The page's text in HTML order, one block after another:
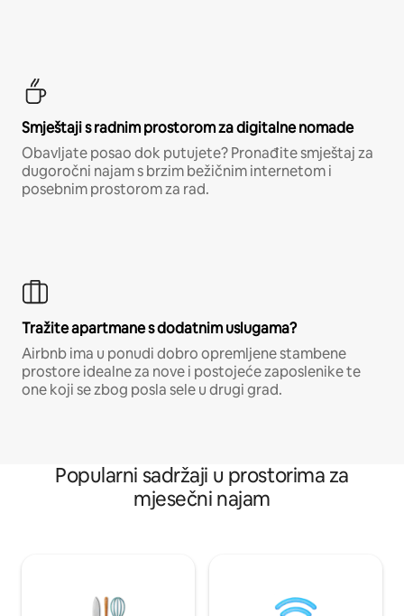
Smještaji s radnim prostorom za digitalne nomade
Obavljate posao dok putujete? Pronađite smještaj za
dugoročni najam s brzim bežičnim internetom i
posebnim prostorom za rad.
Tražite apartmane s dodatnim uslugama?
Airbnb ima u ponudi dobro opremljene stambene
prostore idealne za nove i postojeće zaposlenike te
one koji se zbog posla sele u drugi grad.
Popularni sadržaji u prostorima za
mjesečni najam